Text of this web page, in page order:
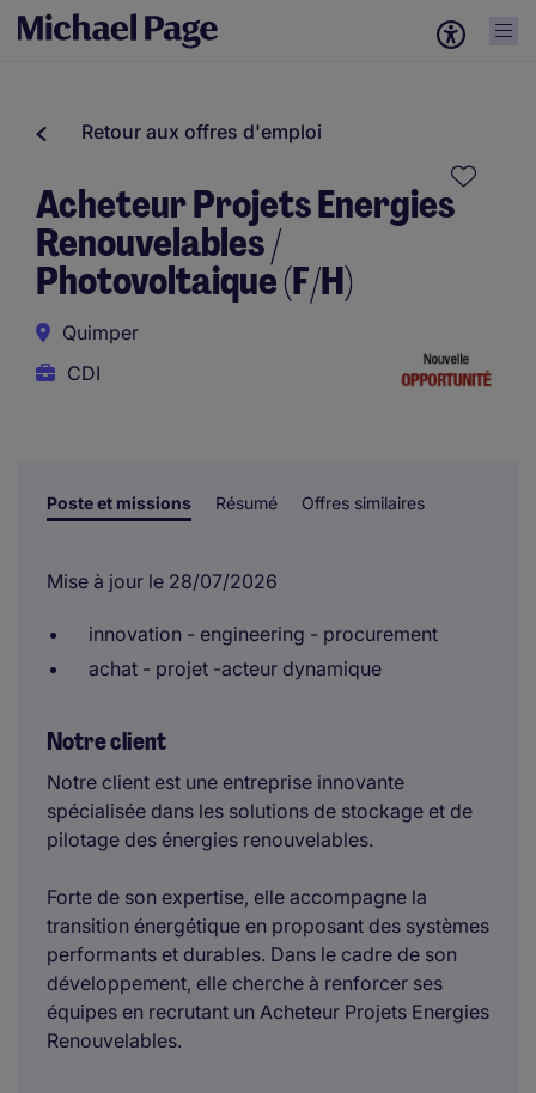
Retour aux offres d'emploi
Acheteur Projets Energies
Renouvelables /
Photovoltaique (F/H)
Quimper
CDI
Poste et missions Résumé Offres similaires
Mise à jour le 28/07/2026
innovation - engineering - procurement
achat - projet -acteur dynamique
Notre client
Notre client est une entreprise innovante
spécialisée dans les solutions de stockage et de
pilotage des énergies renouvelables.
Forte de son expertise, elle accompagne la
transition énergétique en proposant des systèmes
performants et durables. Dans le cadre de son
développement, elle cherche à renforcer ses
équipes en recrutant un Acheteur Projets Energies
Renouvelables.